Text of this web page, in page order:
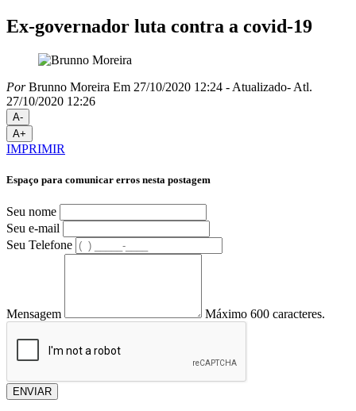
Ex-governador luta contra a covid-19
PorBrunno Moreira Em 27/10/2020 12:24 - Atualizado- Atl.
27/10/2020 12:26
A-
A+
IMPRIMIR
Espaço para comunicar erros nesta postagem
Seu nome
Seu e-mail
Seu Telefone
Mensagem Máximo 600 caracteres.
ENVIAR